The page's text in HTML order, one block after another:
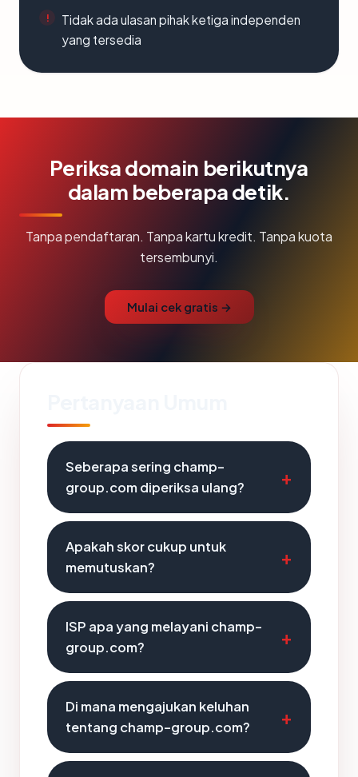
Tidak ada ulasan pihak ketiga independen
yang tersedia
Periksa domain berikutnya
dalam beberapa detik.
Tanpa pendaftaran. Tanpa kartu kredit. Tanpa kuota
tersembunyi.
Mulai cek gratis →
Seberapa sering champ-
group.com diperiksa ulang?
Apakah skor cukup untuk
memutuskan?
ISP apa yang melayani champ-
group.com?
Di mana mengajukan keluhan
tentang champ-group.com?